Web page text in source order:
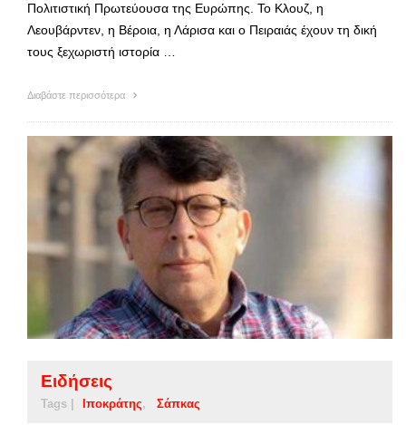
Πολιτιστική Πρωτεύουσα της Ευρώπης. Το Κλουζ, η
Λεουβάρντεν, η Βέροια, η Λάρισα και ο Πειραιάς έχουν τη δική
τους ξεχωριστή ιστορία …
Διαβάστε περισσότερα
Ειδήσεις
Tags | Ιποκράτης Σάπκας